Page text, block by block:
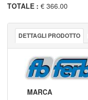
TOTALE : € 366.00
DETTAGLI PRODOTTO
MARCA